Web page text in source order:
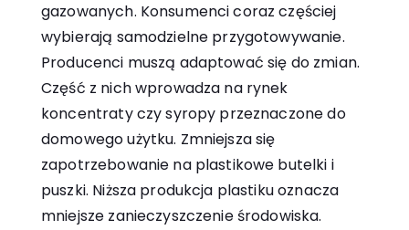
gazowanych. Konsumenci coraz częściej
wybierają samodzielne przygotowywanie.
Producenci muszą adaptować się do zmian.
Część z nich wprowadza na rynek
koncentraty czy syropy przeznaczone do
domowego użytku. Zmniejsza się
zapotrzebowanie na plastikowe butelki i
puszki. Niższa produkcja plastiku oznacza
mniejsze zanieczyszczenie środowiska.